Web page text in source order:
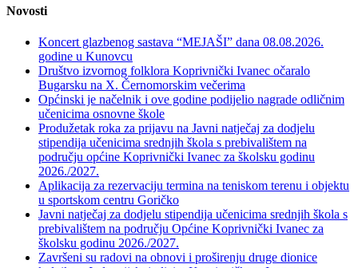
Novosti
Koncert glazbenog sastava “MEJAŠI” dana 08.08.2026.
godine u Kunovcu
Društvo izvornog folklora Koprivnički Ivanec očaralo
Bugarsku na X. Černomorskim večerima
Općinski je načelnik i ove godine podijelio nagrade odličnim
učenicima osnovne škole
Produžetak roka za prijavu na Javni natječaj za dodjelu
stipendija učenicima srednjih škola s prebivalištem na
području općine Koprivnički Ivanec za školsku godinu
2026./2027.
Aplikacija za rezervaciju termina na teniskom terenu i objektu
u sportskom centru Goričko
Javni natječaj za dodjelu stipendija učenicima srednjih škola s
prebivalištem na području Općine Koprivnički Ivanec za
školsku godinu 2026./2027.
Završeni su radovi na obnovi i proširenju druge dionice